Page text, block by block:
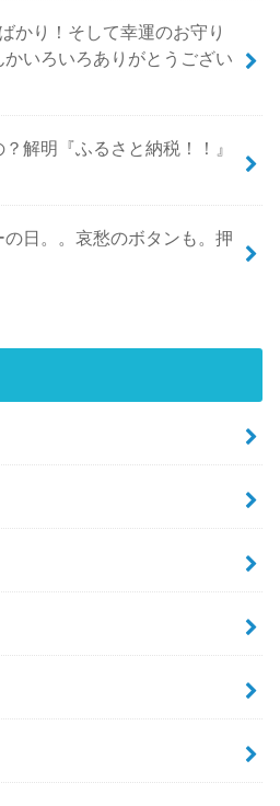
かり！そして幸運のお守り
いろいろありがとうござい
解明『ふるさと納税！！』
日。。哀愁のボタンも。押